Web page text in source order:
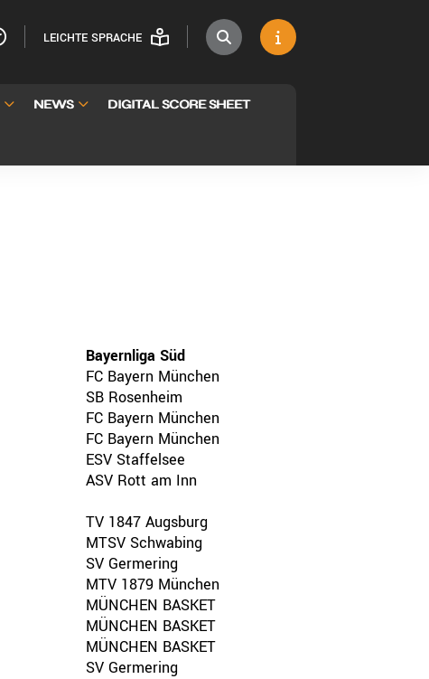
LEICHTE SPRACHE
NEWS DIGITAL SCORE SHEET
Bayernliga Süd
FC Bayern München
SB Rosenheim
FC Bayern München
FC Bayern München
ESV Staffelsee
ASV Rott am Inn
TV 1847 Augsburg
MTSV Schwabing
SV Germering
MTV 1879 München
MÜNCHEN BASKET
MÜNCHEN BASKET
MÜNCHEN BASKET
SV Germering